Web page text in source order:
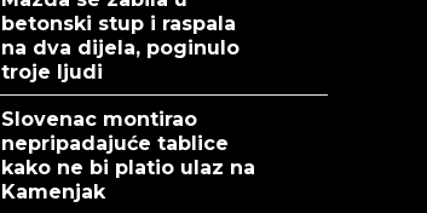
betonski stup i raspala
na dva dijela, poginulo
troje ljudi
Slovenac montirao
nepripadajuće tablice
kako ne bi platio ulaz na
Kamenjak